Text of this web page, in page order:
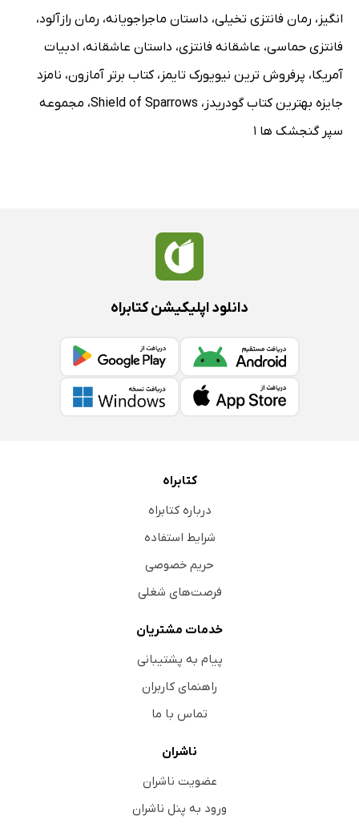
انگیز ، رمان فانتزی تخیلی، داستان ماجراجویانه، رمان رازآلود،
فانتزی حماسی، عاشقانه فانتزی، داستان عاشقانه، ادبیات
آمریکا، پرفروش ترین نیویورک تایمز ،کتاب برتر آمازون، نامزد
جایزه بهترین کتاب گودریدز ، Shield of Sparrows، مجموعه
سپر گنجشک ها 1
دانلود اپلیکیشن کتابراه
کتابراه
درباره کتابراه
شرایط استفاده
حریم خصوصی
فرصت‌های شغلی
خدمات مشتریان
پیام به پشتیبانی
راهنمای کاربران
تماس با ما
ناشران
عضویت ناشران
ورود به پنل ناشران